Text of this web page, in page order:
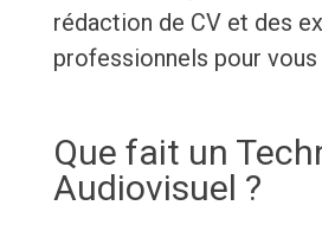
rédaction de CV et des
professionnels pour vous
Que fait un
Audiovisuel ?